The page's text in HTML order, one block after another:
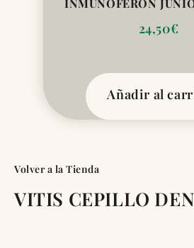
INMUNOFERON
24,50€
Añadir al
Volver a la Tienda
VITIS CEPILLO